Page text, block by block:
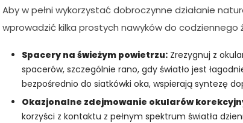
Aby w pełni wykorzystać dobroczynne działanie
wprowadzić kilka prostych nawyków do codziennego
Spacery na świeżym powietrzu: Zrezygnuj z
spacerów, szczególnie rano, gdy światło jest
bezpośrednio do siatkówki oka, wspierają syntezę
Okazjonalne zdejmowanie okularów
korzyści z kontaktu z pełnym spektrum światła